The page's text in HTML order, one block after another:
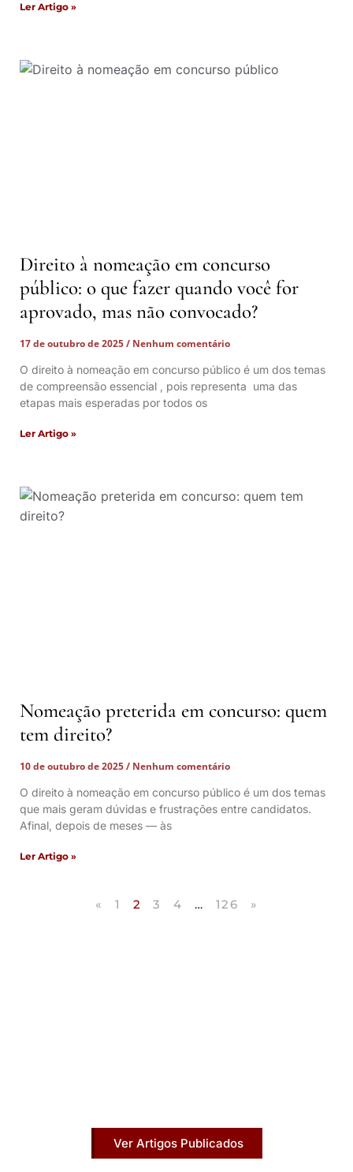
Ler Artigo »
Direito à nomeação em concurso
público: o que fazer quando você for
aprovado, mas não convocado?
17 de outubro de 2025
Nenhum comentário
O direito à nomeação em concurso público é um dos temas
de compreensão essencial , pois representa uma das
etapas mais esperadas por todos os
Ler Artigo »
Nomeação preterida em concurso: quem
tem direito?
10 de outubro de 2025
Nenhum comentário
O direito à nomeação em concurso público é um dos temas
que mais geram dúvidas e frustrações entre candidatos.
Afinal, depois de meses — às
Ler Artigo »
« 1 2 3 4 … 126 »
Ver Artigos Publicados